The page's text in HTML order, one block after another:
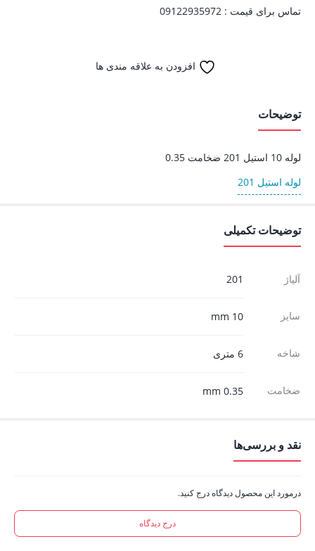
تماس برای قیمت : 09122935972
افزودن به علاقه مندی ها
توضیحات
لوله 10 استیل 201 ضخامت 0.35
لوله استیل 201
توضیحات تکمیلی
آلیاژ 201
سایز 10 mm
شاخه 6 متری
ضخامت 0.35 mm
نقد و بررسی‌ها
درمورد این محصول دیدگاه درج کنید.
درج دیدگاه